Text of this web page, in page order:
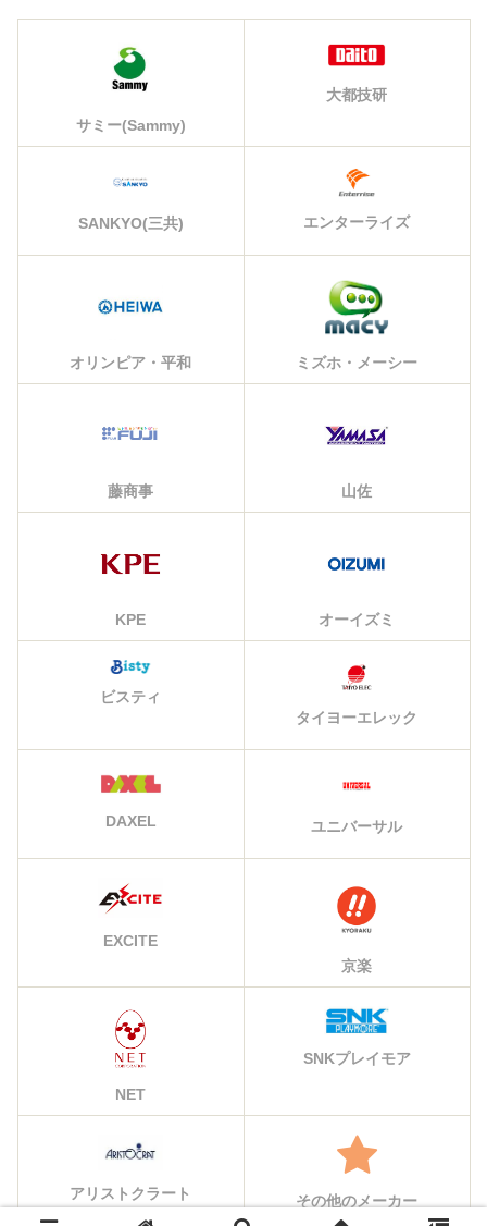
サミー(Sammy)
大都技研
SANKYO(三共) エンターライズ
オリンピア・平和 ミズホ・メーシー
藤商事 山佐
KPE オーイズミ
ビスティ
タイヨーエレック
DAXEL ユニバーサル
EXCITE
京楽
NET
SNKプレイモア
アリストクラート その他のメーカー